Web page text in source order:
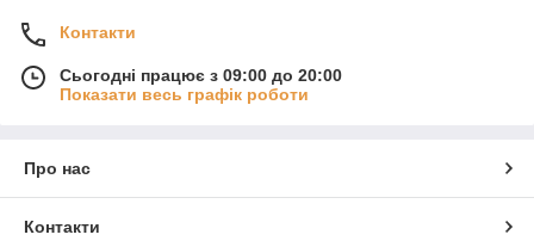
Контакти
Сьогодні працює з 09:00 до 20:00
Показати весь графік роботи
Про нас
Контакти